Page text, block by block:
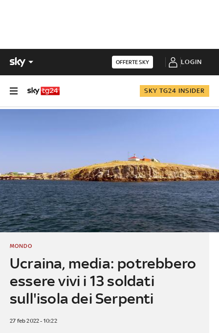
OFFERTE SKY LOGIN
SKY TG24 INSIDER
Ucraina, media: potrebbero
essere vivi i 13 soldati
sull'isola dei Serpenti
MONDO
27 feb 2022 - 10:22